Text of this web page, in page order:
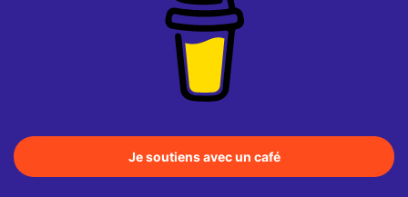
Je soutiens avec un café